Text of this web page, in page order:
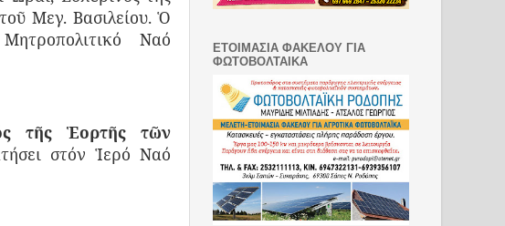
Μεγ. Βασιλείου. Ὁ
Ναό
τῆς Ἑορτῆς τῶν
στόν Ἱερό Ναό
ΕΤΟΙΜΑΣΙΑ ΦΑΚΕΛΟΥ ΓΙΑ
ΦΩΤΟΒΟΛΤΑΙΚΑ